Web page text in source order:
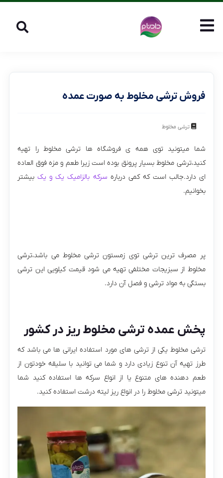
فروش ترشی مخلوط به صورت عمده
ترشی مخلوط
شما میتونید توی همه ی فروشگاه ها ترشی مخلوط را تهیه
کنید،ترشی مخلوط بسیار پرونق بوده است زیرا طعم و مزه فوق العاده
ای دارد.جالب است که کمی درباره سرکه بالزامیک یک و یکبیشتر
بخوانیم.
پر مصرف ترین ترشی توی زمستون ترشی مخلوط می باشد،ترشی
مخلوط از سبزیجات مختلفی تهیه می شود قیمت کیلویی این ترشی
بستگی به مواد ترشی و فصل آن دارد.
پخش عمده ترشی مخلوط ریز در کشور
ترشی مخلوط یکی از ترشی های مورد استفاده ایرانی ها می باشد که
طرز تهیه آن تنوع زیادی دارد و شما می توانید با سلیقه خودتون از
طعم دهنده های متنوع یا از انواع سرکه ها استفاده کنید شما
میتونید ترشی مخلوط را در انواع ریز لیته درشت استفاده کنید.